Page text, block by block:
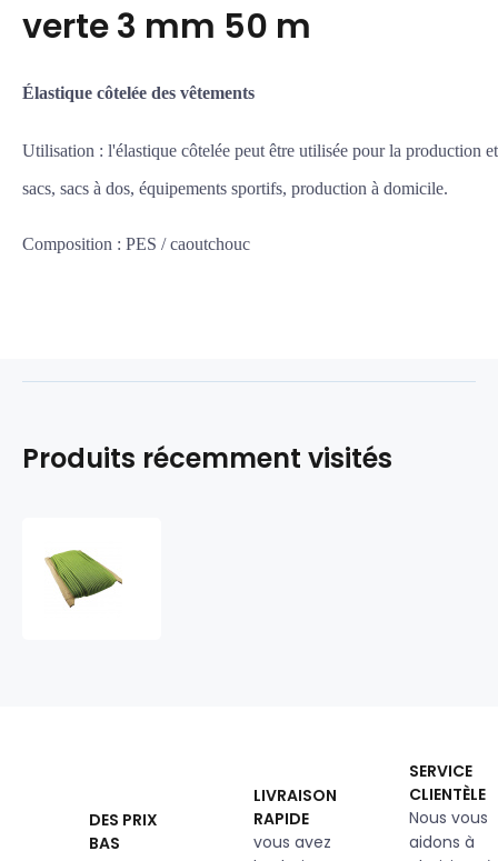
verte 3 mm 50 m
Élastique côtelée des vêtements
Utilisation : l'élastique côtelée peut être utilisée pour la production
sacs, sacs à dos, équipements sportifs, production à domicile.
Composition : PES / caoutchouc
Produits récemment visités
DES PRIX
BAS
LIVRAISON
RAPIDE
vous avez
SERVICE
CLIENTÈLE
Nous vous
aidons à